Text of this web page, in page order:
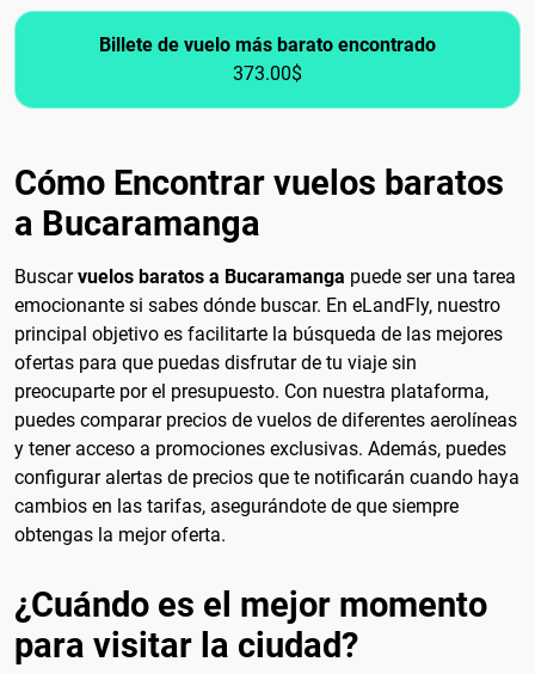
Billete de vuelo más barato encontrado
373.00$
Cómo Encontrar vuelos baratos
a Bucaramanga
Buscarvuelos baratos a Bucaramanga puede ser una tarea
emocionante si sabes dónde buscar. En eLandFly, nuestro
principal objetivo es facilitarte la búsqueda de las mejores
ofertas para que puedas disfrutar de tu viaje sin
preocuparte por el presupuesto. Con nuestra plataforma,
puedes comparar precios de vuelos de diferentes aerolíneas
y tener acceso a promociones exclusivas. Además, puedes
configurar alertas de precios que te notificarán cuando haya
cambios en las tarifas, asegurándote de que siempre
obtengas la mejor oferta.
¿Cuándo es el mejor momento
para visitar la ciudad?